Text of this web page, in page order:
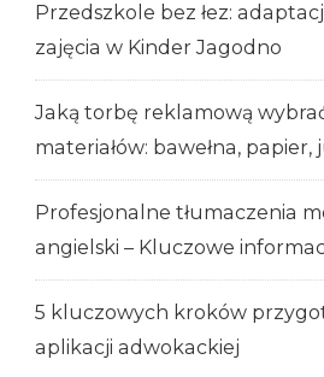
Przedszkole bez łez:
zajęcia w Kinder Jagodno
Jaką torbę reklamową
materiałów: bawełna, papier,
Profesjonalne tłumaczenia
angielski – Kluczowe
5 kluczowych kroków
aplikacji adwokackiej